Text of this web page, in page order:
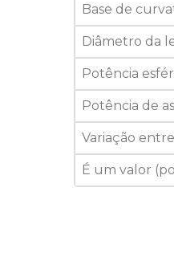
Base de
Diâmetro da
Potência
Potência de
Variação
É um valor